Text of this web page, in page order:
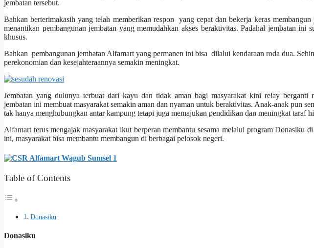
jembatan tersebut.
Bahkan berterimakasih yang telah memberikan respon yang cepat dan bekerja keras
menantikan pembangunan jembatan yang memudahkan akses beraktivitas. Padahal jembatan ini
khusus.
Bahkan pembangunan jembatan Alfamart yang permanen ini bisa dilalui kendaraan roda dua.
perekonomian dan kesejahteraannya semakin meningkat.
Jembatan yang dulunya terbuat dari kayu dan tidak aman bagi masyarakat kini relay berganti
jembatan ini membuat masyarakat semakin aman dan nyaman untuk beraktivitas. Anak-anak pun
tak hanya menghubungkan antar kampung tetapi juga memajukan pendidikan dan meningkat taraf
Alfamart terus mengajak masyarakat ikut berperan membantu sesama melalui program Donasiku
ini, masyarakat bisa membantu membangun di berbagai pelosok negeri.
Table of Contents
Donasiku
Donasiku